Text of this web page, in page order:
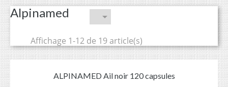
Alpinamed 
Affichage 1-12 de 19 article(s)
ALPINAMED Ail noir 120 capsules